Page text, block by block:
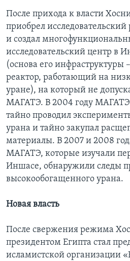
После прихода к власти
приобрел
и создал
исследовательский центр в
(основа его инфраструктуры
реактор, работающий на
уране), на который не
МАГАТЭ. В 2004 году МАГАТЭ
тайно проводил
урана и тайно закупал
материалы. В 2007 и 2008
МАГАТЭ, которые изучали
Иншасе, обнаружили следы
высокообогащенного урана.
Новая власть
После свержения режима
президентом Египта стал
исламистской организации